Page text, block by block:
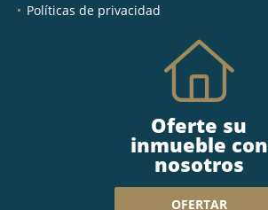
Políticas de privacidad
Oferte su
inmueble con
nosotros
OFERTAR